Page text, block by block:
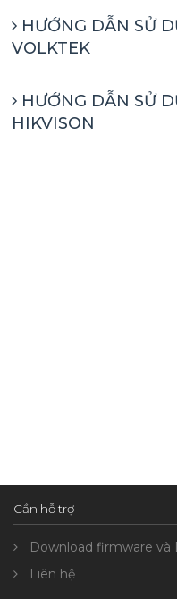
HƯỚNG DẪN SỬ
VOLKTEK
HƯỚNG DẪN SỬ
HIKVISON
Cần hỗ trợ
Download firmware và
Liên hệ